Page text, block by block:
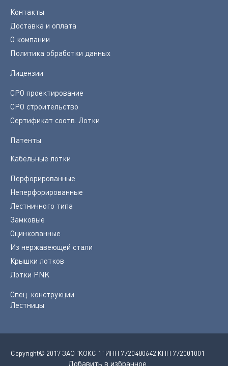
Контакты
Доставка и оплата
О компании
Политика обработки данных
Лицензии
СРО проектирование
СРО строительство
Сертификат соотв. Лотки
Патенты
Кабельные лотки
Перфорированные
Неперфорированные
Лестничного типа
Замковые
Оцинкованные
Из нержавеющей стали
Крышки лотков
Лотки PNK
Спец. конструкции
Лестницы
Copyright© 2017 ЗАО "КОКС 1" ИНН 7720480642 КПП 772001001
Добавить в избранное